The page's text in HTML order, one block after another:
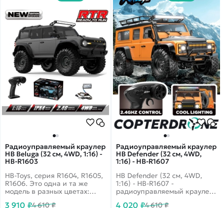
Радиоуправляемый краулер
HB Beluga (32 см, 4WD, 1:16) -
HB-R1603
HB-Toys, серия R1604, R1605,
R1606. Это одна и та же
модель в разных цветах:
3 910 ₽4 610 ₽
Радиоуправляемый краулер
HB Defender (32 см, 4WD,
1:16) - HB-R1607
HB Defender (32 см, 4WD,
1:16) - HB-R1607 -
радиоуправляемый краулер
4 020 ₽4 610 ₽